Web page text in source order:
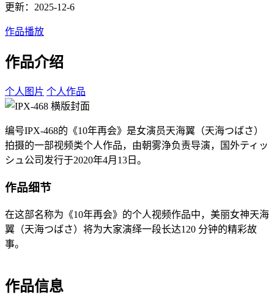
更新：2025-12-6
作品播放
作品介绍
个人图片 个人作品
编号IPX-468的《10年再会》是女演员天海翼（天海つばさ）
拍摄的一部视频类个人作品，由朝雾浄负责导演，国外ティッ
シュ公司发行于2020年4月13日。
作品细节
在这部名称为《10年再会》的个人视频作品中，美丽女神天海
翼（天海つばさ）将为大家演绎一段长达120 分钟的精彩故
事。
作品信息